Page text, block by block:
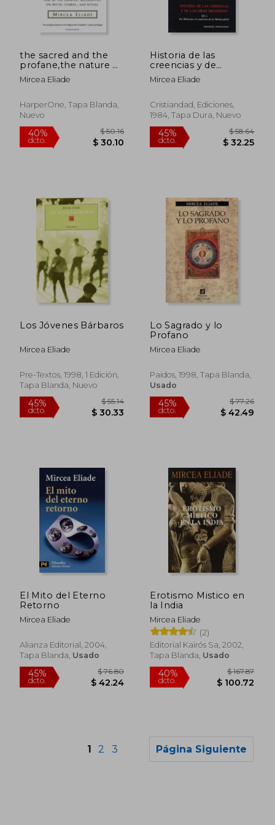
45%
dcto. $ 21.29
45%
dcto.
$ 42.13
the sacred and the
profane,the nature of
religion (en Inglés)
Mircea Eliade
HarperOne, Tapa Blanda,
Nuevo
Historia de las
creencias y de
lasideas religiosas.; t.
3-1
Mircea Eliade
Cristiandad, Ediciones,
1984, Tapa Dura, Nuevo
Los Jóvenes Bárbaros
Mircea Eliade
Pre-Textos, 1998, 1 Edición,
Tapa Blanda, Nuevo
Lo Sagrado y lo
Profano
Mircea Eliade
Paidos, 1998, Tapa Blanda,
Usado
El Mito del Eterno
Retorno
Mircea Eliade
Alianza Editorial, 2004,
Tapa Blanda, Usado
Erotismo Mistico en
la India
Mircea Eliade
(2)
Editorial Kairós Sa, 2002,
Tapa Blanda, Usado
1 2 3 Página Siguiente